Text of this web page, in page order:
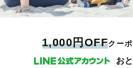
1,000円OFFクー
お